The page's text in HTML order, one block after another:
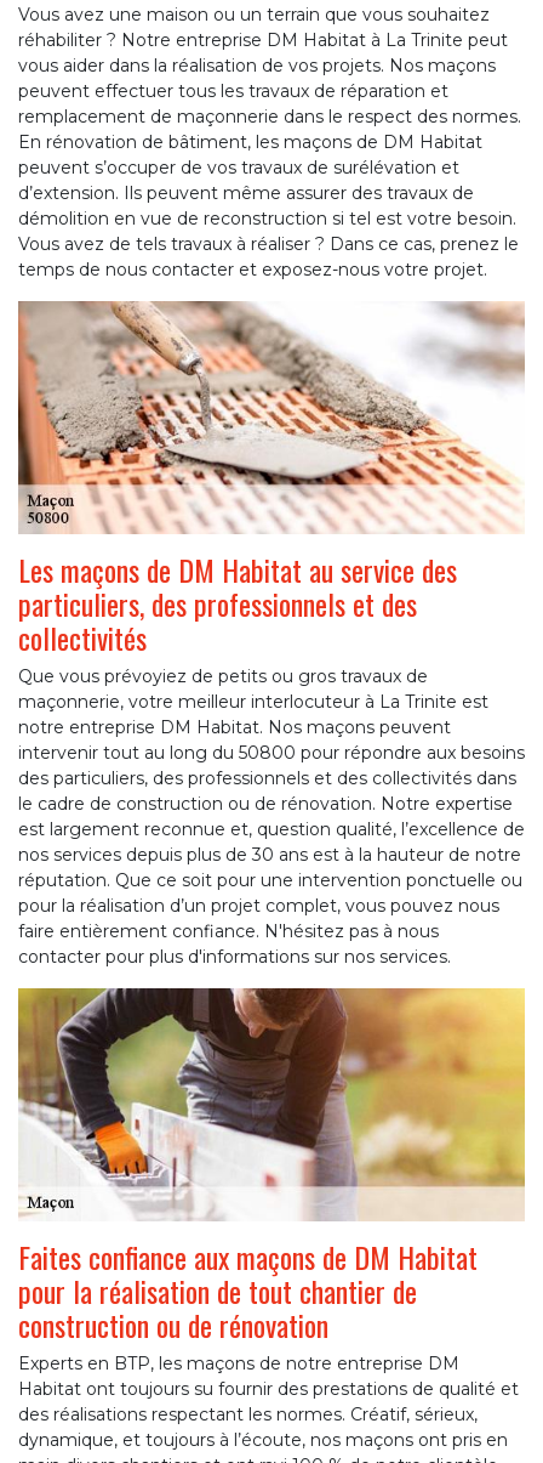
Vous avez une maison ou un terrain que vous souhaitez
réhabiliter ? Notre entreprise DM Habitat à La Trinite peut
vous aider dans la réalisation de vos projets. Nos maçons
peuvent effectuer tous les travaux de réparation et
remplacement de maçonnerie dans le respect des normes.
En rénovation de bâtiment, les maçons de DM Habitat
peuvent s’occuper de vos travaux de surélévation et
d’extension. Ils peuvent même assurer des travaux de
démolition en vue de reconstruction si tel est votre besoin.
Vous avez de tels travaux à réaliser ? Dans ce cas, prenez le
temps de nous contacter et exposez-nous votre projet.
Les maçons de DM Habitat au service des
particuliers, des professionnels et des
collectivités
Que vous prévoyiez de petits ou gros travaux de
maçonnerie, votre meilleur interlocuteur à La Trinite est
notre entreprise DM Habitat. Nos maçons peuvent
intervenir tout au long du 50800 pour répondre aux besoins
des particuliers, des professionnels et des collectivités dans
le cadre de construction ou de rénovation. Notre expertise
est largement reconnue et, question qualité, l’excellence de
nos services depuis plus de 30 ans est à la hauteur de notre
réputation. Que ce soit pour une intervention ponctuelle ou
pour la réalisation d’un projet complet, vous pouvez nous
faire entièrement confiance. N'hésitez pas à nous
contacter pour plus d'informations sur nos services.
Faites confiance aux maçons de DM Habitat
pour la réalisation de tout chantier de
construction ou de rénovation
Experts en BTP, les maçons de notre entreprise DM
Habitat ont toujours su fournir des prestations de qualité et
des réalisations respectant les normes. Créatif, sérieux,
dynamique, et toujours à l’écoute, nos maçons ont pris en